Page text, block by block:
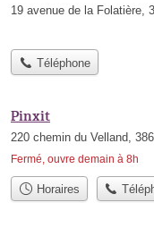
19 avenue de la Folatière,
Téléphone
Pinxit
220 chemin du Velland,
Fermé, ouvre demain à 8h
Horaires